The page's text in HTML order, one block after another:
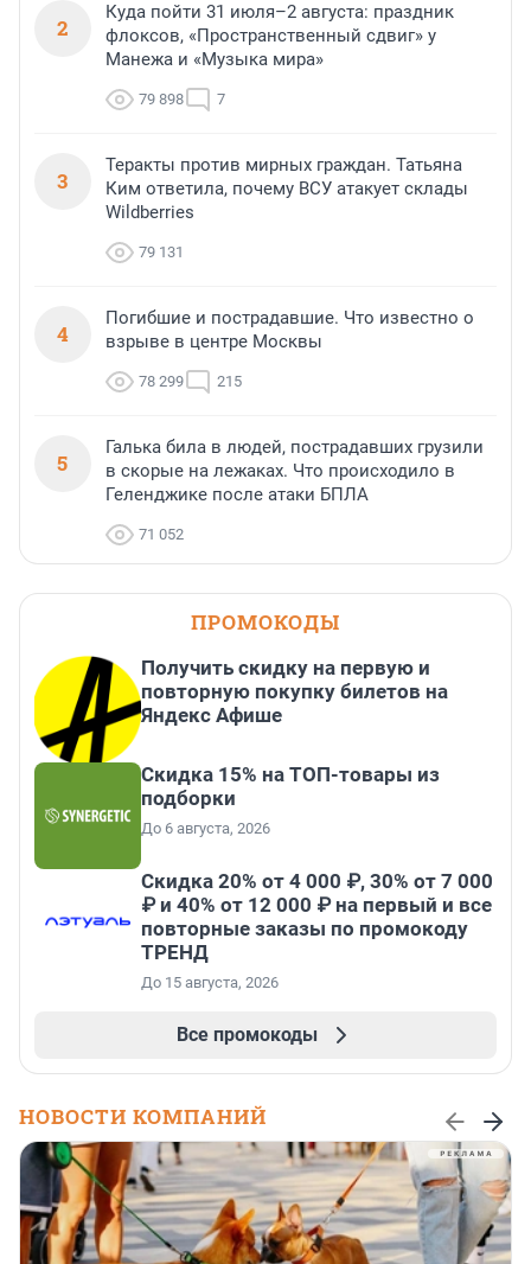
2
Куда пойти 31 июля–2 августа: праздник
флоксов, «Пространственный сдвиг» у
Манежа и «Музыка мира»
79 898 7
3
Теракты против мирных граждан. Татьяна
Ким ответила, почему ВСУ атакует склады
Wildberries
79 131
4
Погибшие и пострадавшие. Что известно о
взрыве в центре Москвы
78 299 215
5
Галька била в людей, пострадавших грузили
в скорые на лежаках. Что происходило в
Геленджике после атаки БПЛА
71 052
ПРОМОКОДЫ
Получить скидку на первую и
повторную покупку билетов на
Яндекс Афише
Скидка 15% на ТОП-товары из
подборки
До 6 августа, 2026
Скидка 20% от 4 000 ₽, 30% от 7 000
₽ и 40% от 12 000 ₽ на первый и все
повторные заказы по промокоду
ТРЕНД
До 15 августа, 2026
Все промокоды
НОВОСТИ КОМПАНИЙ